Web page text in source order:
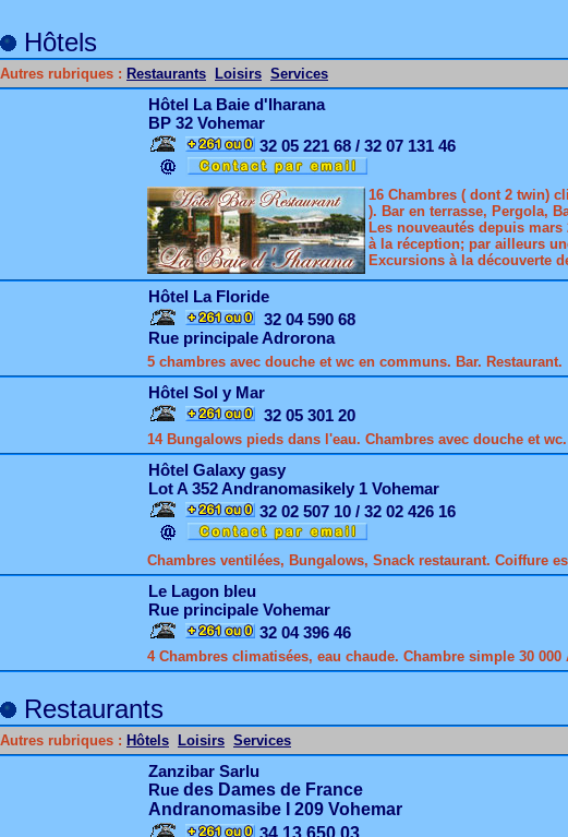
Hôtels
Autres rubriques : Restaurants Loisirs Services
Hôtel La Baie d'Iharana
BP 32 Vohemar
32 05 221 68 / 32 07 131 46
16 Chambres ( dont 2 twin)
). Bar en terrasse, Pergola,
Les nouveautés depuis
à la réception; par ailleurs
Excursions à la découverte
Hôtel La Floride
32 04 590 68
Rue principale Adrorona
5 chambres avec douche et wc en communs. Bar. Restaurant.
Hôtel Sol y Mar
32 05 301 20
14 Bungalows pieds dans l'eau. Chambres avec douche et
Hôtel Galaxy gasy
Lot A 352 Andranomasikely 1 Vohemar
32 02 507 10 / 32 02 426 16
Chambres ventilées, Bungalows, Snack restaurant. Coiffure
Le Lagon bleu
Rue principale Vohemar
32 04 396 46
4 Chambres climatisées, eau chaude. Chambre simple 30
Restaurants
Autres rubriques : Hôtels Loisirs Services
Zanzibar Sarlu
Rue des Dames de France
Andranomasibe I 209 Vohemar